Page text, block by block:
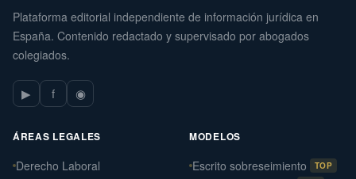
Plataforma editorial independiente de información jurídica en
España. Contenido redactado y supervisado por abogados
colegiados.
▶ f ◉
ÁREAS LEGALES
Derecho Laboral
MODELOS
Escrito sobreseimiento TOP